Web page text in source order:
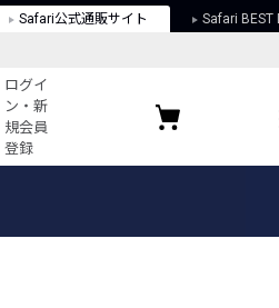
Safari公式通販サイト Safari BEST
ログイ
ン・新
規会員
登録
お気に入りブランド